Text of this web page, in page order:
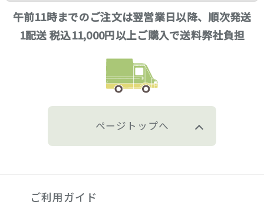
午前11時までのご注文は翌営業日以降、順次発送
1配送 税込11,000円以上ご購入で送料弊社負担
ページトップへ
ご利用ガイド